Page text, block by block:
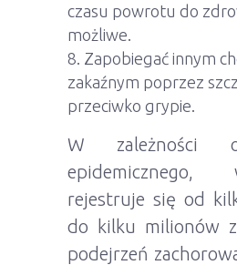
czasu powrotu do
możliwe.
Zapobiegać innym
zakaźnym poprzez
przeciwko grypie.
W zależności
rejestruje się od
do kilku milionów
podejrzeń